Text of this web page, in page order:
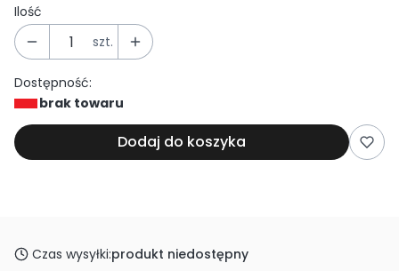
Ilość
szt.
Dostępność:
brak towaru
Dodaj do koszyka
Czas wysyłki:produkt niedostępny